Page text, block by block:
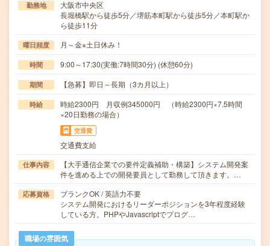
勤務地
大阪市中央区
長堀橋駅から徒歩5分／堺筋本町駅から徒歩5分／本町駅か
ら徒歩11分
曜日頻度 月～金※土日休み！
時間 9:00～17:30(実働:7時間30分) (休憩60分)
期間 【急募】即日～長期（3カ月以上）
時給
時給2300円 月収例345000円 （時給2300円×7.5時間
×20日勤務の場合）
交通費
交通費支給
仕事内容
【大手通信企業での要件定義補助・構築】システム開発案
件を進める上での開発要員として勤務して頂きます。…
応募資格
ブランクOK / 英語力不要
システム開発におけるリーダーポジションを3年程度経験
している方。PHPやJavascriptでプログ…
職場の雰囲気